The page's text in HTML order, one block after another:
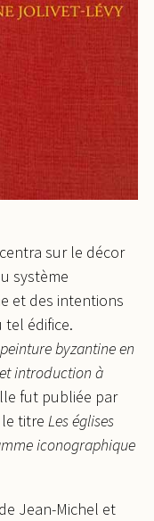
sur le décor
système
et des intentions
tel édifice.
byzantine en
introduction à
fut publiée par
le titre Les églises
iconographique
Jean-Michel et